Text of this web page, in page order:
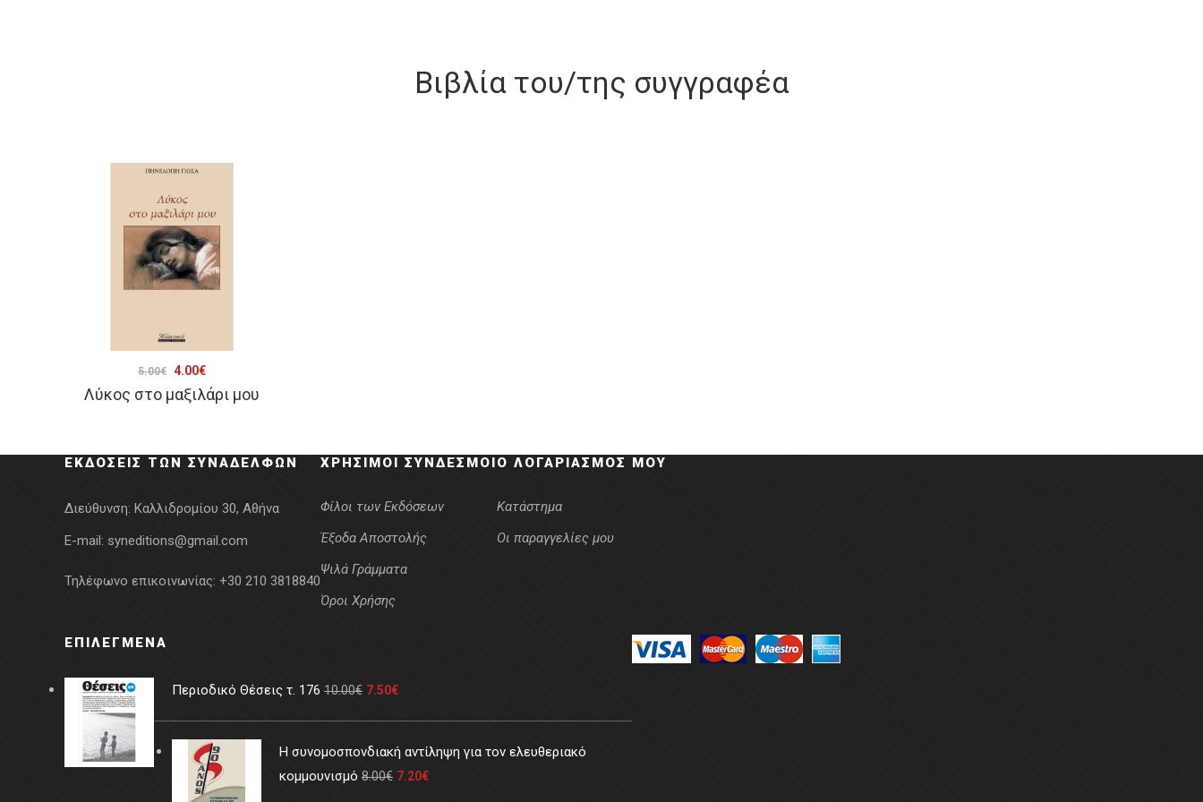
Βιβλία του/της συγγραφέα
Λύκος στο μαξιλάρι μου
5.00€ Original
price
4.00€Η
τρέχουσα
4.00€.
ΕΚΔΌΣΕΙΣ ΤΩΝ ΣΥΝΑΔΈΛΦΩΝ
Διεύθυνση: Καλλιδρομίου 30, Αθήνα
E-mail: syneditions@gmail.com
Τηλέφωνο επικοινωνίας: +30 210 3818840
ΧΡΉΣΙΜΟΙ ΣΎΝΔΕΣΜΟΙ
Φίλοι των Εκδόσεων
Έξοδα Αποστολής
Ψιλά Γράμματα
Όροι Χρήσης
Ο ΛΟΓΑΡΙΑΣΜΌΣ ΜΟΥ
Κατάστημα
Οι παραγγελίες μου
ΕΠΙΛΕΓΜΈΝΑ
Περιοδικό Θέσεις τ. 176 10.00€ 7.50€
Η συνομοσπονδιακή αντίληψη για τον ελευθεριακό
κομμουνισμό 8.00€ 7.20€